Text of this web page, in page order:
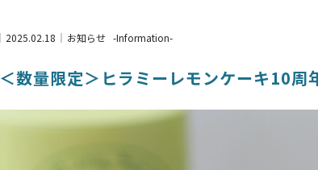
2025.02.18 お知らせ Information
＜数量限定＞ヒラミーレモンケーキ10